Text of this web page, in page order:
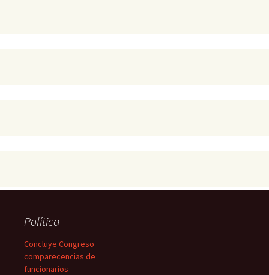
Política
Concluye Congreso
comparecencias de
funcionarios